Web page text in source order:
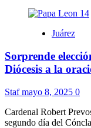
sobre
en
Juárez
generó
una
derrama
económica
de
15
Juárez
Sorprende
Diócesis a la
Stafmayo 8, 2025 0
Cardenal Robert
segundo día del